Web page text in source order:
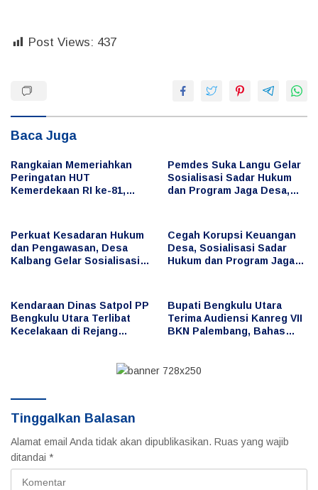
Post Views: 437
Baca Juga
Rangkaian Memeriahkan
Peringatan HUT
Kemerdekaan RI ke-81,
Pemdes Suka Langu Gelar
Sosialisasi Sadar Hukum
dan Program Jaga Desa,
Perkuat Kesadaran Hukum
dan Pengawasan, Desa
Kalbang Gelar Sosialisasi
Cegah Korupsi Keuangan
Desa, Sosialisasi Sadar
Hukum dan Program Jaga
Kendaraan Dinas Satpol PP
Bengkulu Utara Terlibat
Kecelakaan di Rejang
Bupati Bengkulu Utara
Terima Audiensi Kanreg VII
BKN Palembang, Bahas
Talenta
Tinggalkan Balasan
Alamat email Anda tidak akan dipublikasikan. Ruas yang wajib
ditandai *